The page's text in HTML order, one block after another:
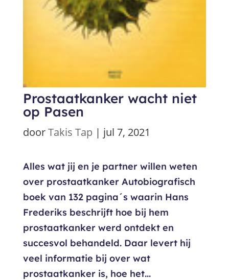
Prostaatkanker wacht niet
op Pasen
doorTakis Tap | jul 7, 2021
Alles wat jij en je partner willen weten
over prostaatkanker Autobiografisch
boek van 132 pagina´s waarin Hans
Frederiks beschrijft hoe bij hem
prostaatkanker werd ontdekt en
succesvol behandeld. Daar levert hij
veel informatie bij over wat
prostaatkanker is, hoe het...